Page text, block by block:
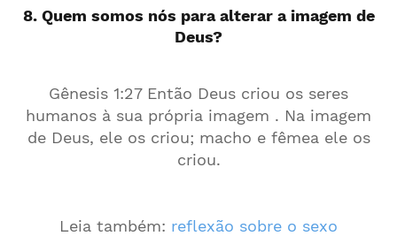
8. Quem somos nós para alterar a imagem de
Deus?
Gênesis 1:27 Então Deus criou os seres
humanos à sua própria imagem . Na imagem
de Deus, ele os criou; macho e fêmea ele os
criou.
Leia também: reflexão sobre o sexo